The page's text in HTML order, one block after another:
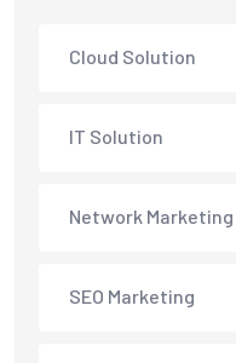
Cloud Solution
IT Solution
Network Marketing
SEO Marketing